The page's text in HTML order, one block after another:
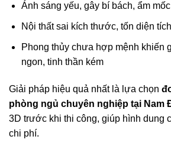
Ánh sáng yếu, gây bí bách, ẩm mốc
Nội thất sai kích thước, tốn diện tích
Phong thủy chưa hợp mệnh khiến
ngon, tinh thần kém
Giải pháp hiệu quả nhất là lựa chọn
phòng ngủ chuyên nghiệp tại Nam
3D trước khi thi công, giúp hình dung
chi phí.